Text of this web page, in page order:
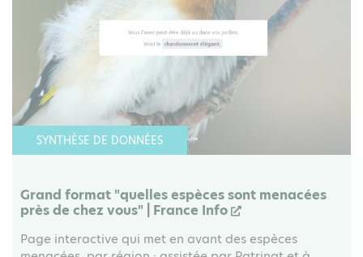
SYNTHÈSE DE DONNÉES
Grand format "quelles espèces sont menacées
près de chez vous" | France Info
Page interactive qui met en avant des espèces